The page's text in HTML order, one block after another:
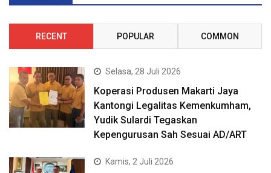
RECENT POPULAR COMMON
Selasa, 28 Juli 2026
Koperasi Produsen Makarti Jaya
Kantongi Legalitas Kemenkumham,
Yudik Sulardi Tegaskan
Kepengurusan Sah Sesuai AD/ART
Kamis, 2 Juli 2026